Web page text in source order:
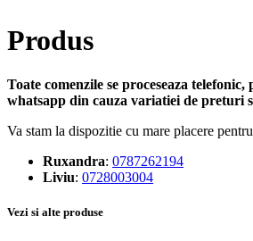
Produs
Toate comenzile se proceseaza
whatsapp din cauza variatiei de preturi
Va stam la dispozitie cu mare placere
Ruxandra: 0787262194
Liviu: 0728003004
Vezi si alte produse